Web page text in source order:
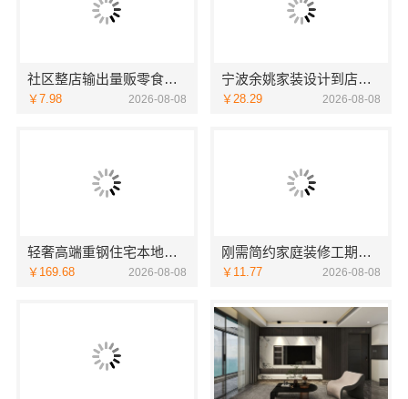
社区整店输出量贩零食适配全场景，河南零百味供应链有限公司
￥7.98 2026-08-08
宁波余姚家装设计到店咨询-宁波雅美和居建材科技
￥28.29 2026-08-08
轻奢高端重钢住宅本地维保-云南晟构建筑建材有限公司服务
￥169.68 2026-08-08
刚需简约家庭装修工期提速，海南万赢饰家新型建筑材料有限公司快速入住
￥11.77 2026-08-08